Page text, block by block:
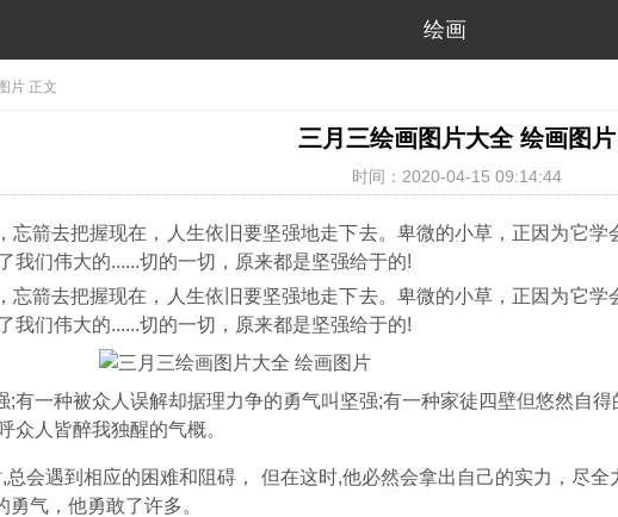
绘画
片 正文
三月三绘画图片大全 绘画图片
时间：2020-04-15 09:14:44
忘箭去把握现在，人生依旧要坚强地走下去。卑微的小草，正因为它
我们伟大的......切的一切，原来都是坚强给于的!
忘箭去把握现在，人生依旧要坚强地走下去。卑微的小草，正因为它
我们伟大的......切的一切，原来都是坚强给于的!
有一种被众人误解却据理力争的勇气叫坚强;有一种家徒四壁但悠然自
众人皆醉我独醒的气概。
会遇到相应的困难和阻碍， 但在这时,他必然会拿出自己的实力，尽
气，他勇敢了许多。